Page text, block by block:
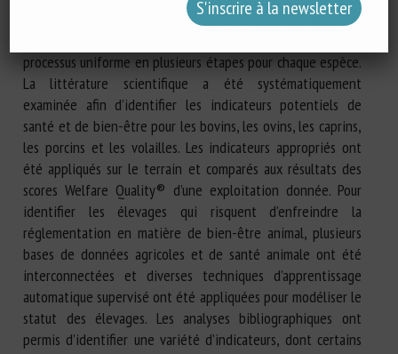
pour les espèces d’animaux de rente les plus courantes en
processus uniforme en plusieurs étapes pour chaque espèce.
La littérature scientifique a été systématiquement
examinée afin d’identifier les indicateurs potentiels de
santé et de bien-être pour les bovins, les ovins, les caprins,
les porcins et les volailles. Les indicateurs appropriés ont
été appliqués sur le terrain et comparés aux résultats des
scores Welfare Quality® d’une exploitation donnée. Pour
identifier les élevages qui risquent d’enfreindre la
réglementation en matière de bien-être animal, plusieurs
bases de données agricoles et de santé animale ont été
interconnectées et diverses techniques d’apprentissage
automatique supervisé ont été appliquées pour modéliser le
statut des élevages. Les analyses bibliographiques ont
permis d’identifier une variété d’indicateurs, dont certains